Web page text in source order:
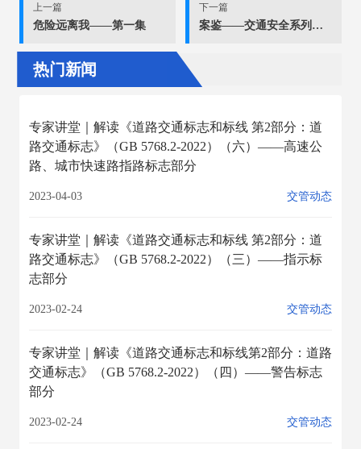
上一篇
危险远离我——第一集
下一篇
案鉴——交通安全系列科普片
热门新闻
专家讲堂｜解读《道路交通标志和标线 第2部分：道
路交通标志》（GB 5768.2-2022）（六）——高速公
路、城市快速路指路标志部分
2023-04-03 交管动态
专家讲堂｜解读《道路交通标志和标线 第2部分：道
路交通标志》（GB 5768.2-2022）（三）——指示标
志部分
2023-02-24 交管动态
专家讲堂｜解读《道路交通标志和标线第2部分：道路
交通标志》（GB 5768.2-2022）（四）——警告标志
部分
2023-02-24 交管动态